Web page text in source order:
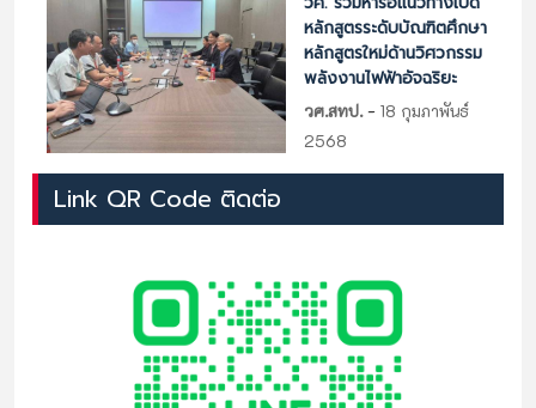
หลักสูตรระดับบัณฑิตศึกษา
หลักสูตรใหม่ด้านวิศวกรรม
พลังงานไฟฟ้าอัจฉริยะ
วศ.สทป.-18 กุมภาพันธ์
2568
Link QR Code ติดต่อ